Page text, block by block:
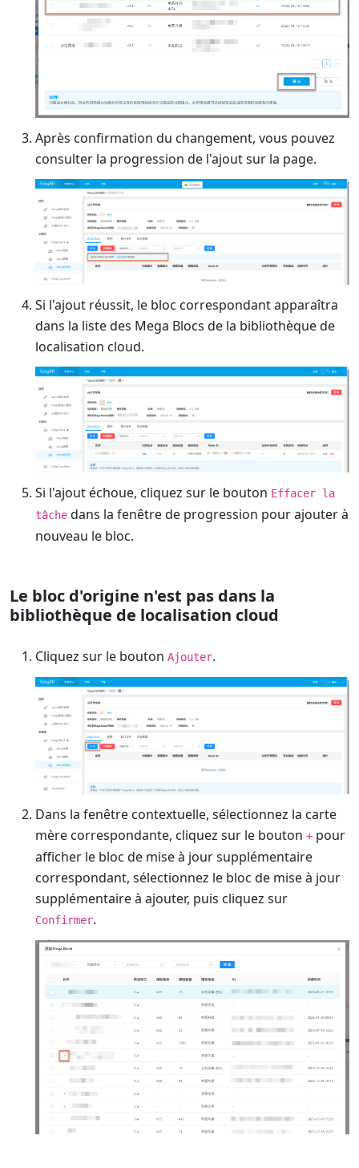
Après confirmation du changement, vous pouvez
consulter la progression de l'ajout sur la page.
Si l'ajout réussit, le bloc correspondant apparaîtra
dans la liste des Mega Blocs de la bibliothèque de
localisation cloud.
Si l'ajout échoue, cliquez sur le bouton Effacer la
tâche dans la fenêtre de progression pour ajouter à
nouveau le bloc.
Le bloc d'origine n'est pas dans la
bibliothèque de localisation cloud
Cliquez sur le bouton Ajouter.
Dans la fenêtre contextuelle, sélectionnez la carte
mère correspondante, cliquez sur le bouton + pour
afficher le bloc de mise à jour supplémentaire
correspondant, sélectionnez le bloc de mise à jour
supplémentaire à ajouter, puis cliquez sur
Confirmer.